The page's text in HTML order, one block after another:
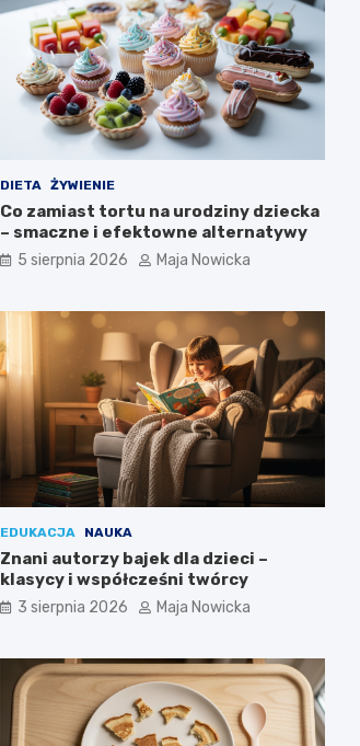
DIETA ŻYWIENIE
Co zamiast tortu na urodziny dziecka
– smaczne i efektowne alternatywy
5 sierpnia 2026 Maja Nowicka
EDUKACJA NAUKA
Znani autorzy bajek dla dzieci –
klasycy i współcześni twórcy
3 sierpnia 2026 Maja Nowicka